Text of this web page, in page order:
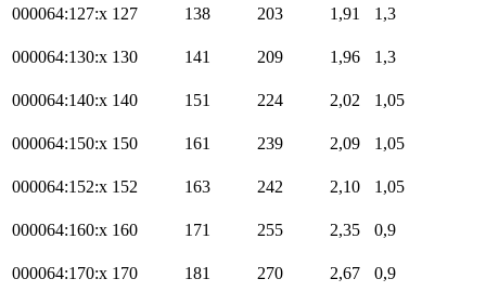
000064:127:x 127 138 203 1,91 1,3
000064:130:x 130 141 209 1,96 1,3
000064:140:x 140 151 224 2,02 1,05
000064:150:x 150 161 239 2,09 1,05
000064:152:x 152 163 242 2,10 1,05
000064:160:x 160 171 255 2,35 0,9
000064:170:x 170 181 270 2,67 0,9